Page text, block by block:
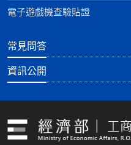
電子遊戲機查驗貼證
常見問答
資訊公開